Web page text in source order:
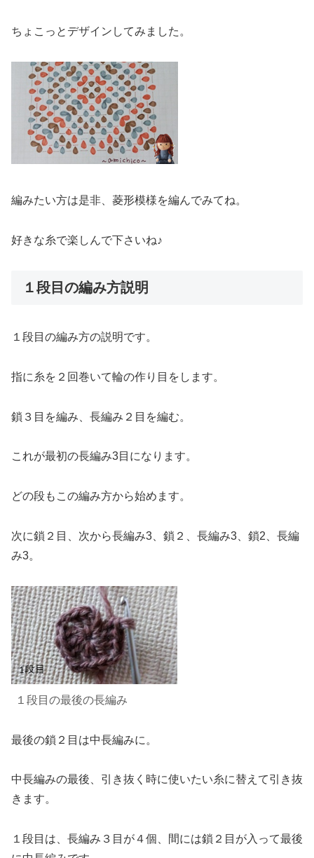
ちょこっとデザインしてみました。
編みたい方は是非、菱形模様を編んでみてね。
好きな糸で楽しんで下さいね♪
１段目の編み方説明
１段目の編み方の説明です。
指に糸を２回巻いて輪の作り目をします。
鎖３目を編み、長編み２目を編む。
これが最初の長編み3目になります。
どの段も この編み方から始めます。
次に鎖２目、次から長編み3、鎖２、長編み3、鎖2、長編
み3。
１段目の最後の長編み
最後の鎖２目は中長編みに。
中長編みの最後、引き抜く時に使いたい糸に替えて引き抜
きます。
１段目は、長編み３目が４個、間には鎖２目が入って最後